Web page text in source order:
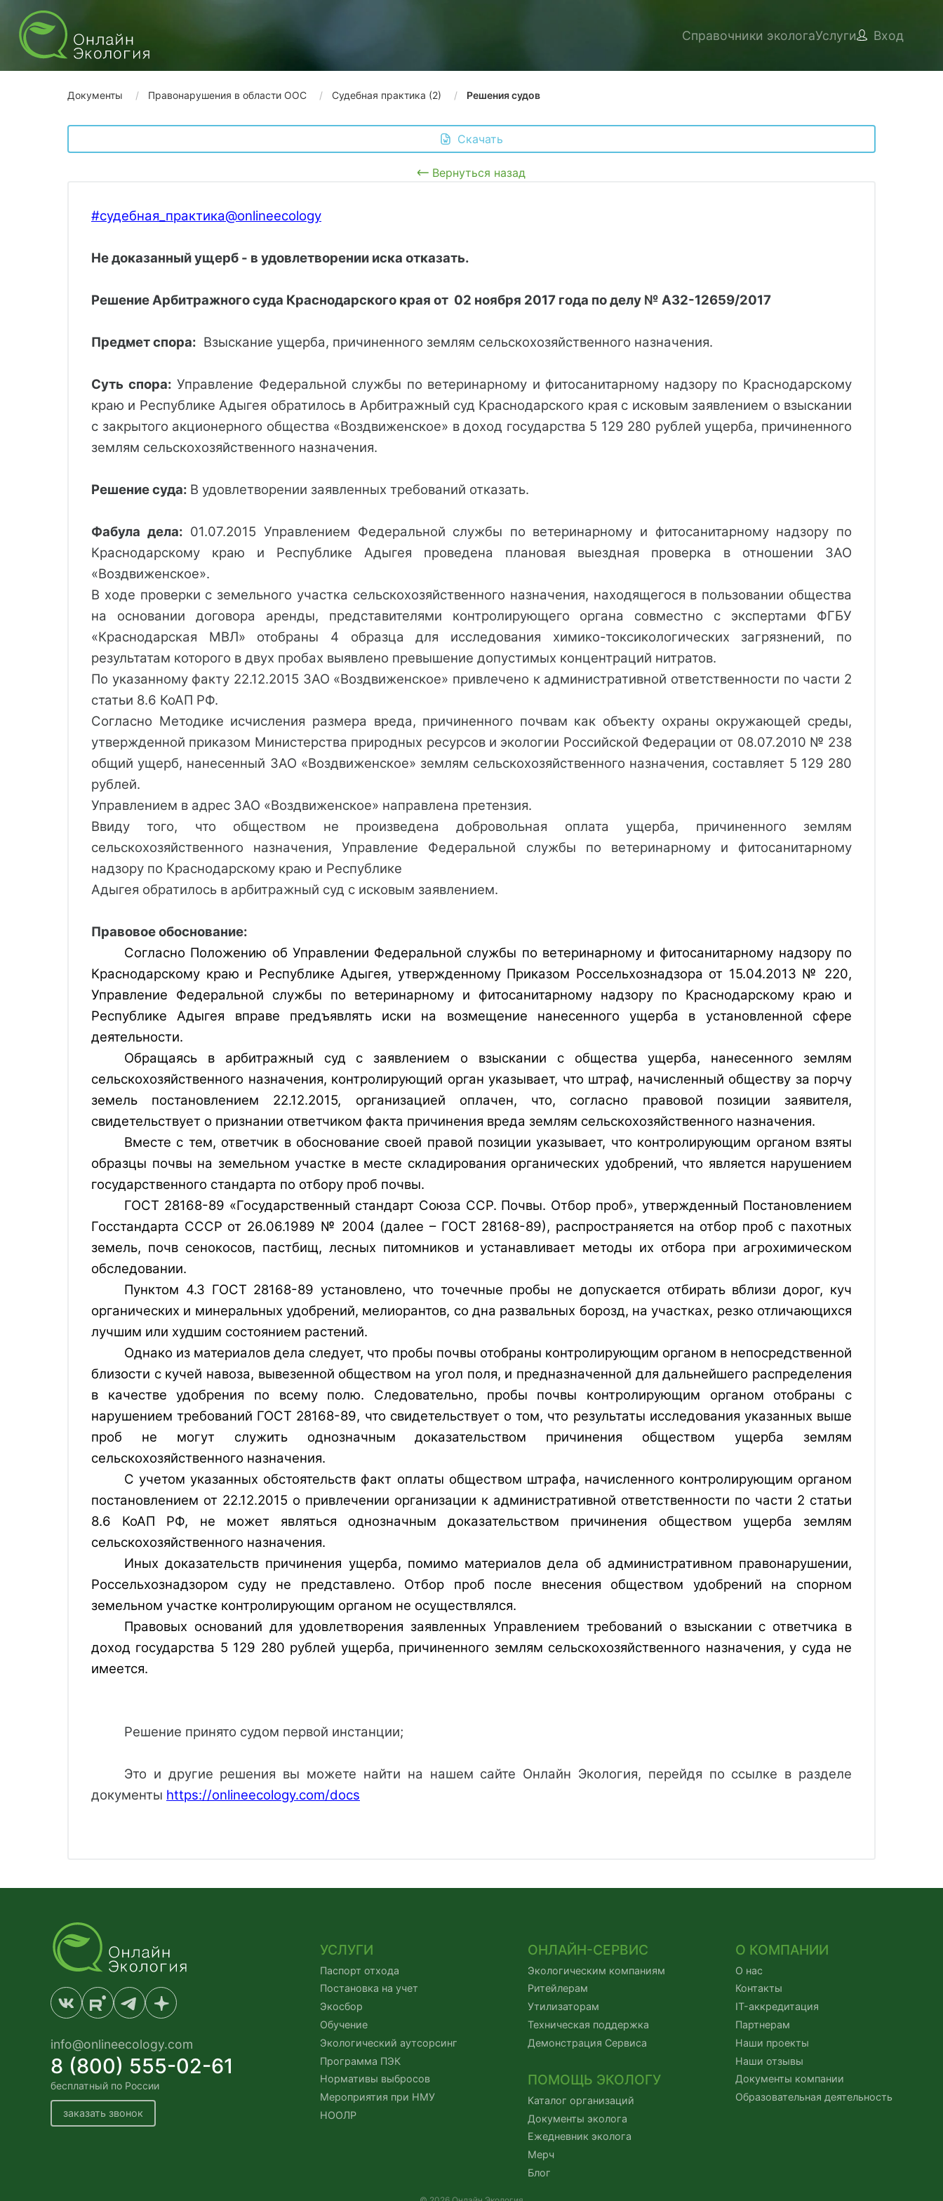
Справочники экологаУслуги Вход
Документы Правонарушения в области ООС Судебная практика (2) Решения судов
Скачать
Вернуться назад
#судебная_практика@onlineecology
Не доказанный ущерб - в удовлетворении иска отказать.
Решение Арбитражного суда Краснодарского края от 02 ноября 2017 года по делу № А32-12659/2017
Предмет спора: Взыскание ущерба, причиненного землям сельскохозяйственного назначения.
Суть спора: Управление Федеральной службы по ветеринарному и фитосанитарному надзору по Краснодарскому
краю и Республике Адыгея обратилось в Арбитражный суд Краснодарского края с исковым заявлением о взыскании
с закрытого акционерного общества «Воздвиженское» в доход государства 5 129 280 рублей ущерба, причиненного
землям сельскохозяйственного назначения.
Решение суда: В удовлетворении заявленных требований отказать.
Фабула дела: 01.07.2015 Управлением Федеральной службы по ветеринарному и фитосанитарному надзору по
Краснодарскому краю и Республике Адыгея проведена плановая выездная проверка в отношении ЗАО
«Воздвиженское».
В ходе проверки с земельного участка сельскохозяйственного назначения, находящегося в пользовании общества
на основании договора аренды, представителями контролирующего органа совместно с экспертами ФГБУ
«Краснодарская МВЛ» отобраны 4 образца для исследования химико-токсикологических загрязнений, по
результатам которого в двух пробах выявлено превышение допустимых концентраций нитратов.
По указанному факту 22.12.2015 ЗАО «Воздвиженское» привлечено к административной ответственности по части 2
статьи 8.6 КоАП РФ.
Согласно Методике исчисления размера вреда, причиненного почвам как объекту охраны окружающей среды,
утвержденной приказом Министерства природных ресурсов и экологии Российской Федерации от 08.07.2010 № 238
общий ущерб, нанесенный ЗАО «Воздвиженское» землям сельскохозяйственного назначения, составляет 5 129 280
рублей.
Управлением в адрес ЗАО «Воздвиженское» направлена претензия.
Ввиду того, что обществом не произведена добровольная оплата ущерба, причиненного землям
сельскохозяйственного назначения, Управление Федеральной службы по ветеринарному и фитосанитарному
надзору по Краснодарскому краю и Республике
Адыгея обратилось в арбитражный суд с исковым заявлением.
Правовое обоснование:
Согласно Положению об Управлении Федеральной службы по ветеринарному и фитосанитарному надзору по
Краснодарскому краю и Республике Адыгея, утвержденному Приказом Россельхознадзора от 15.04.2013 № 220,
Управление Федеральной службы по ветеринарному и фитосанитарному надзору по Краснодарскому краю и
Республике Адыгея вправе предъявлять иски на возмещение нанесенного ущерба в установленной сфере
деятельности.
Обращаясь в арбитражный суд с заявлением о взыскании с общества ущерба, нанесенного землям
сельскохозяйственного назначения, контролирующий орган указывает, что штраф, начисленный обществу за порчу
земель постановлением 22.12.2015, организацией оплачен, что, согласно правовой позиции заявителя,
свидетельствует о признании ответчиком факта причинения вреда землям сельскохозяйственного назначения.
Вместе с тем, ответчик в обоснование своей правой позиции указывает, что контролирующим органом взяты
образцы почвы на земельном участке в месте складирования органических удобрений, что является нарушением
государственного стандарта по отбору проб почвы.
ГОСТ 28168-89 «Государственный стандарт Союза ССР. Почвы. Отбор проб», утвержденный Постановлением
Госстандарта СССР от 26.06.1989 № 2004 (далее – ГОСТ 28168-89), распространяется на отбор проб с пахотных
земель, почв сенокосов, пастбищ, лесных питомников и устанавливает методы их отбора при агрохимическом
обследовании.
Пунктом 4.3 ГОСТ 28168-89 установлено, что точечные пробы не допускается отбирать вблизи дорог, куч
органических и минеральных удобрений, мелиорантов, со дна развальных борозд, на участках, резко отличающихся
лучшим или худшим состоянием растений.
Однако из материалов дела следует, что пробы почвы отобраны контролирующим органом в непосредственной
близости с кучей навоза, вывезенной обществом на угол поля, и предназначенной для дальнейшего распределения
в качестве удобрения по всему полю. Следовательно, пробы почвы контролирующим органом отобраны с
нарушением требований ГОСТ 28168-89, что свидетельствует о том, что результаты исследования указанных выше
проб не могут служить однозначным доказательством причинения обществом ущерба землям
сельскохозяйственного назначения.
С учетом указанных обстоятельств факт оплаты обществом штрафа, начисленного контролирующим органом
постановлением от 22.12.2015 о привлечении организации к административной ответственности по части 2 статьи
8.6 КоАП РФ, не может являться однозначным доказательством причинения обществом ущерба землям
сельскохозяйственного назначения.
Иных доказательств причинения ущерба, помимо материалов дела об административном правонарушении,
Россельхознадзором суду не представлено. Отбор проб после внесения обществом удобрений на спорном
земельном участке контролирующим органом не осуществлялся.
Правовых оснований для удовлетворения заявленных Управлением требований о взыскании с ответчика в
доход государства 5 129 280 рублей ущерба, причиненного землям сельскохозяйственного назначения, у суда не
имеется.
Решение принято судом первой инстанции;
Это и другие решения вы можете найти на нашем сайте Онлайн Экология, перейдя по ссылке в разделе
документы https://onlineecology.com/docs
info@onlineecology.com
8 (800) 555-02-61
бесплатный по России
заказать звонок
УСЛУГИ
Паспорт отхода
Постановка на учет
Экосбор
Обучение
Экологический аутсорсинг
Программа ПЭК
Нормативы выбросов
Мероприятия при НМУ
НООЛР
ОНЛАЙН-СЕРВИС
Экологическим компаниям
Ритейлерам
Утилизаторам
Техническая поддержка
Демонстрация Сервиса
ПОМОЩЬ ЭКОЛОГУ
Каталог организаций
Документы эколога
Ежедневник эколога
Мерч
Блог
О КОМПАНИИ
О нас
Контакты
IT-аккредитация
Партнерам
Наши проекты
Наши отзывы
Документы компании
Образовательная деятельность